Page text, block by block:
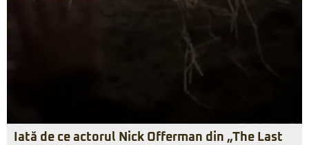
Iată de ce actorul Nick Offerman din „The Last